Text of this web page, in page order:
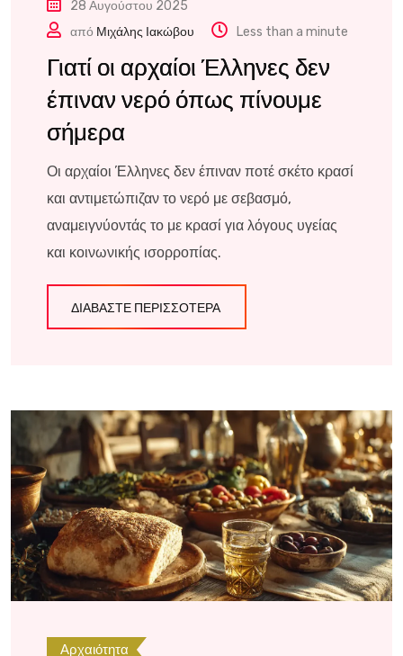
28 Αυγούστου 2025
από Μιχάλης Ιακώβου Less than a minute
Γιατί οι αρχαίοι Έλληνες δεν
έπιναν νερό όπως πίνουμε
σήμερα
Οι αρχαίοι Έλληνες δεν έπιναν ποτέ σκέτο κρασί
και αντιμετώπιζαν το νερό με σεβασμό,
αναμειγνύοντάς το με κρασί για λόγους υγείας
και κοινωνικής ισορροπίας.
ΔΙΑΒΆΣΤΕ ΠΕΡΙΣΣΌΤΕΡΑ
Αρχαιότητα